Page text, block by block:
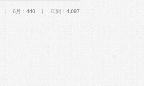
| 6月： 440 | 年間： 4,097